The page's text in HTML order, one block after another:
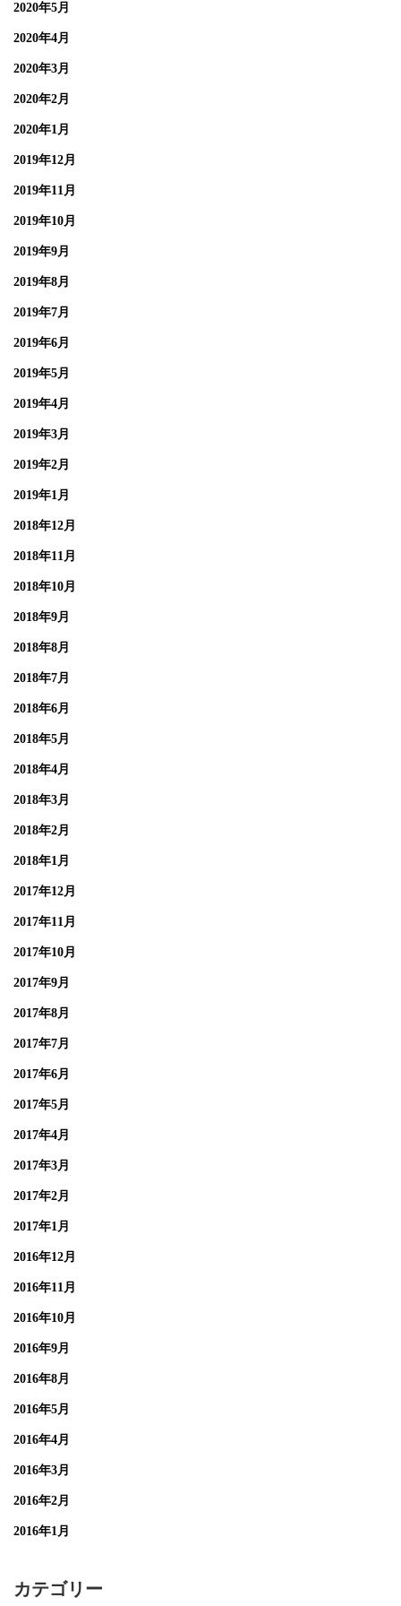
2020年5月
2020年4月
2020年3月
2020年2月
2020年1月
2019年12月
2019年11月
2019年10月
2019年9月
2019年8月
2019年7月
2019年6月
2019年5月
2019年4月
2019年3月
2019年2月
2019年1月
2018年12月
2018年11月
2018年10月
2018年9月
2018年8月
2018年7月
2018年6月
2018年5月
2018年4月
2018年3月
2018年2月
2018年1月
2017年12月
2017年11月
2017年10月
2017年9月
2017年8月
2017年7月
2017年6月
2017年5月
2017年4月
2017年3月
2017年2月
2017年1月
2016年12月
2016年11月
2016年10月
2016年9月
2016年8月
2016年5月
2016年4月
2016年3月
2016年2月
2016年1月
カテゴリー